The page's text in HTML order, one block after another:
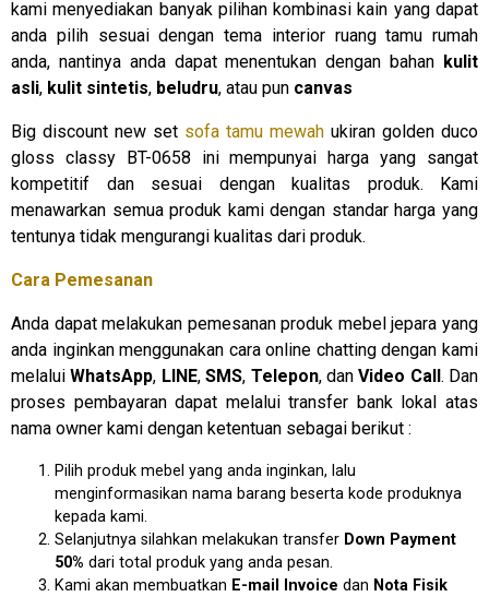
kami menyediakan banyak pilihan kombinasi kain yang dapat
anda pilih sesuai dengan tema interior ruang tamu rumah
anda, nantinya anda dapat menentukan dengan bahan kulit
asli, kulit sintetis, beludru, atau pun canvas
Big discount new set sofa tamu mewah ukiran golden duco
gloss classy BT-0658 ini mempunyai harga yang sangat
kompetitif dan sesuai dengan kualitas produk. Kami
menawarkan semua produk kami dengan standar harga yang
tentunya tidak mengurangi kualitas dari produk.
Cara Pemesanan
Anda dapat melakukan pemesanan produk mebel jepara yang
anda inginkan menggunakan cara online chatting dengan kami
melaluiWhatsApp, LINE,SMS, Telepon, danVideo Call. Dan
proses pembayaran dapat melalui transfer bank lokal atas
nama owner kami dengan ketentuan sebagai berikut :
Pilih produk mebel yang anda inginkan, lalu
menginformasikan nama barang beserta kode produknya
kepada kami.
Selanjutnya silahkan melakukan transfer Down Payment
50% dari total produk yang anda pesan.
Kami akan membuatkan E-mail Invoice dan N ota Fisik